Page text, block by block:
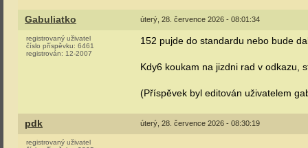
Gabuliatko úterý, 28. července 2026 - 08:01:34
registrovaný uživatel
číslo příspěvku: 6461
registrován: 12-2007
152 pujde do standardu nebo bude
Kdy6 koukam na jizdni rad v odkazu,
(Příspěvek byl editován uživatelem
pdk úterý, 28. července 2026 - 08:30:19
registrovaný uživatel